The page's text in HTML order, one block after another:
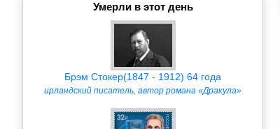
Умерли в этот день
Брэм Стокер(1847 - 1912) 64 года
ирландский писатель, автор романа «Дракула»